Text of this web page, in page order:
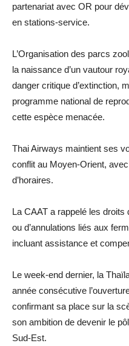
partenariat avec OR pour
en stations-service.
L’Organisation des parcs
la naissance d’un vautour
danger critique d’extinction,
programme national de
cette espèce menacée.
Thai Airways maintient ses
conflit au Moyen-Orient,
d’horaires.
La CAAT a rappelé les
ou d’annulations liés aux
incluant assistance et
Le week-end dernier, la
année consécutive
confirmant sa place sur la
son ambition de devenir le
Sud-Est.